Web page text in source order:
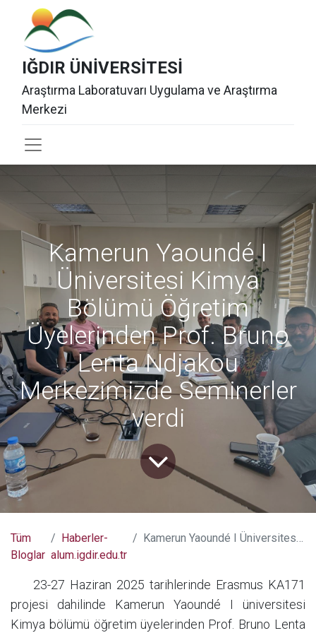
IĞDIR ÜNİ​VERSİT​ESİ
Araştırma Laboratuvarı Uygulama ve Araştırma
Merkezi
Kamerun Yaoundé I
Üniversitesi Kimya
Bölümü Öğretim
Üyelerinden Prof. Bruno
Lenta Ndjakou
Merkezimizde Seminerler
verdi
Tüm
Bloglar
Haberler-
alum.igdir.edu.tr
Kamerun Yaoundé I Üniversitesi Kimya Bölümü Öğretim Üyelerinden Prof. Bruno Lenta Ndjakou Merkezimizde Seminerler verdi
​23-27 Haziran 2025 tarihlerinde Erasmus KA171
projesi dahilinde Kamerun Yaoundé I üniversitesi
Kimya bölümü öğretim üyelerinden Prof. Bruno Lenta